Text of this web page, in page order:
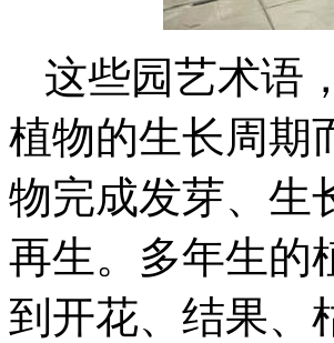
这些园艺术语
植物的生长周期
物完成发芽、生
再生。多年生的
到开花、结果、